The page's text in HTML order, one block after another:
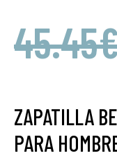
45.45
ZAPATILLA
PARA